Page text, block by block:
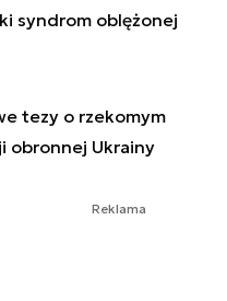
syndrom oblężonej
tezy o rzekomym
obronnej Ukrainy
Reklama